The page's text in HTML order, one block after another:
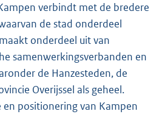
verbindt met de bredere
de stad onderdeel
onderdeel uit van
samenwerkingsverbanden en
de Hanzesteden, de
Overijssel als geheel.
positionering van Kampen